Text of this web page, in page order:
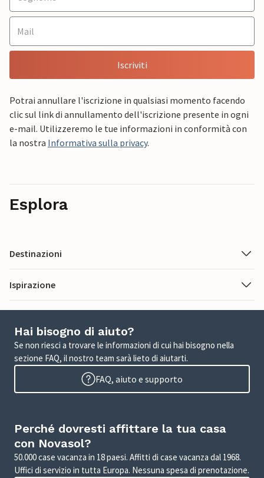
Iscriviti
Potrai annullare l'iscrizione in qualsiasi momento facendo
clic sul link di annullamento dell'iscrizione presente in ogni
e-mail. Utilizzeremo le tue informazioni in conformità con
la nostra Informativa sulla privacy.
Esplora
Destinazioni
Ispirazione
Hai bisogno di aiuto?
Se non riesci a trovare le informazioni di cui hai bisogno nella
sezione FAQ, il nostro team sarà lieto di aiutarti.
FAQ, aiuto e supporto
Perché dovresti affittare la tua casa
con Novasol?
50.000 case vacanza in 18 paesi. Affitti di case vacanza dal 1968.
Uffici di servizio in tutta Europa. Nessuna spesa di prenotazione.